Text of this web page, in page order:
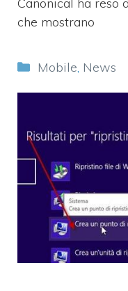
che mostrano
Categorie
Mobile, News